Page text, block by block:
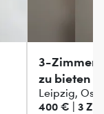
3-Zimmer-
zu bieten
Leipzig, Ost
400 € | 3 Zi.